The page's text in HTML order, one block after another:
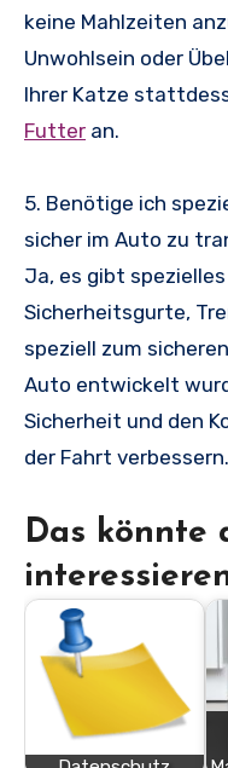
keine Mahlzeiten
Unwohlsein oder
Ihrer Katze
Futter an.
5. Benötige ich
sicher im Auto zu
Ja, es gibt
Sicherheitsgurte,
speziell zum
Auto entwickelt
Sicherheit und den
der Fahrt verbessern.
Das könnte